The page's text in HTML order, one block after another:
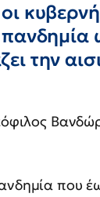
την
που